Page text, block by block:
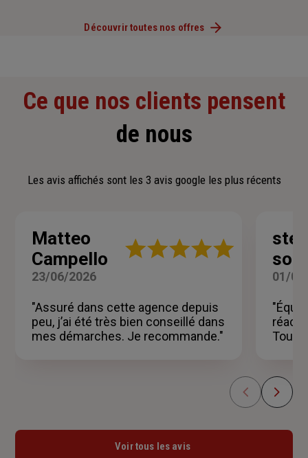
Découvrir toutes nos offres
Ce que nos clients pensent
de nous
Les avis affichés sont les 3 avis google les plus récents
Matteo
Campello
Note
étoiles
23/06/2026
"Assuré dans cette agence depuis
peu, j’ai été très bien conseillé dans
mes démarches. Je recommande."
01/
Voir tous les avis